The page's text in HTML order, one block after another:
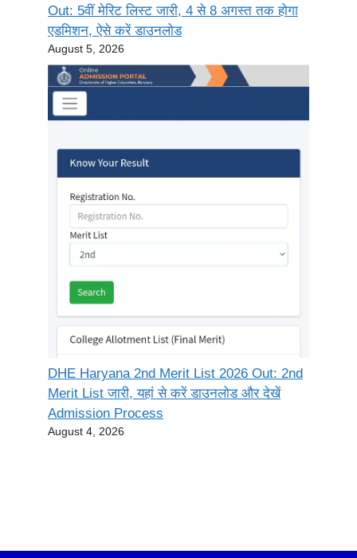
Out: 5वीं मेरिट लिस्ट जारी, 4 से 8 अगस्त तक होगा
एडमिशन, ऐसे करें डाउनलोड
August 5, 2026
DHE Haryana 2nd Merit List 2026 Out: 2nd
Merit List जारी, यहां से करें डाउनलोड और देखें
Admission Process
August 4, 2026